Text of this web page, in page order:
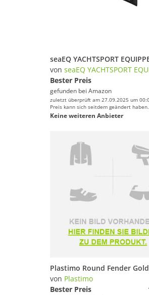
von seaEQ YACHTSPORT
Bester Preis
gefunden bei Amazon
zuletzt überprüft am 27.09.2025 um
Preis kann sich seitdem geändert haben.
Keine weiteren Anbieter
von Plastimo
Bester Preis